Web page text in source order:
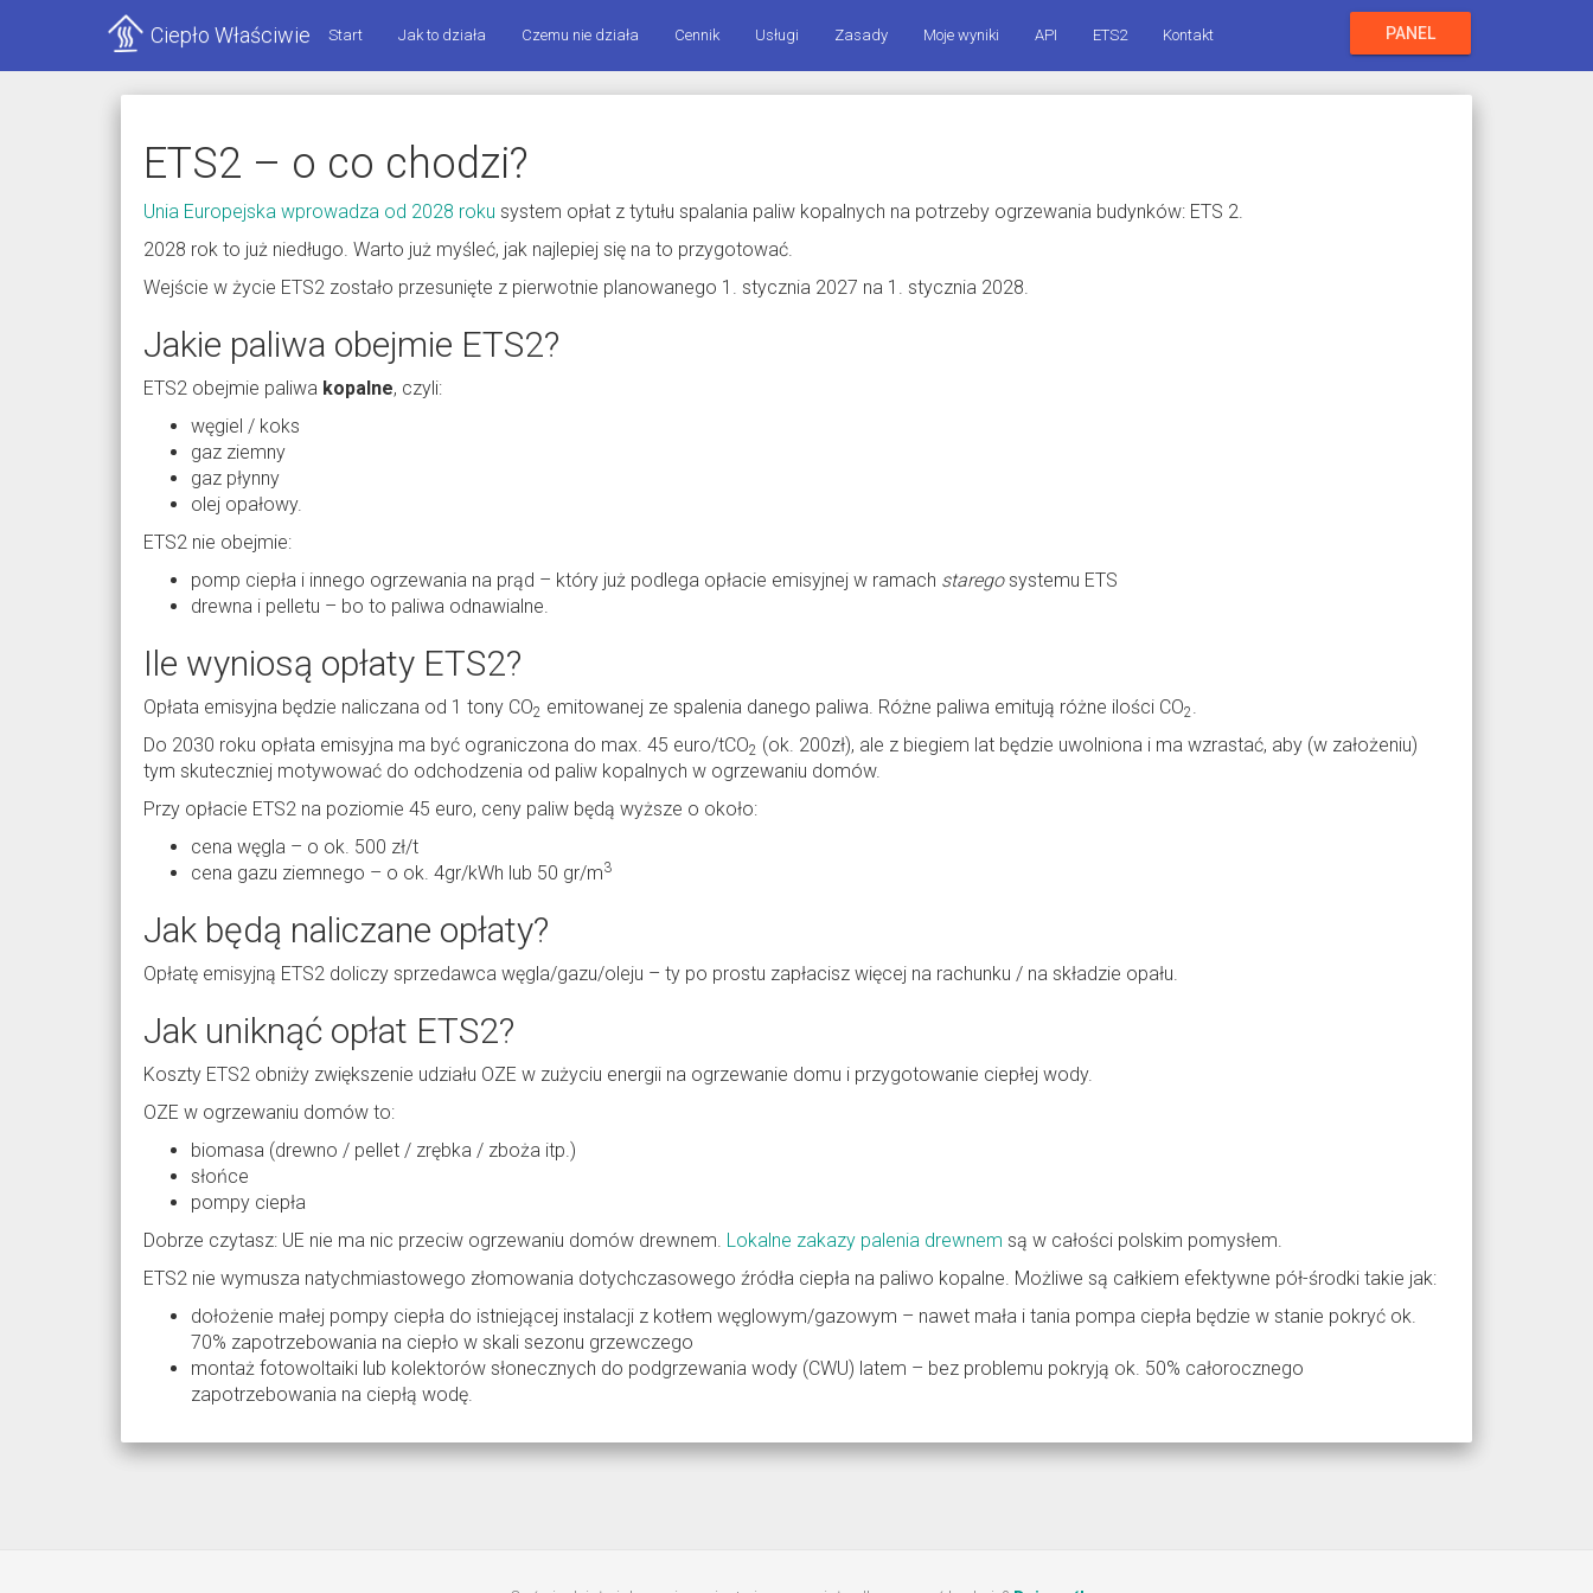
Ciepło Właściwie Start Jak to działa Czemu nie działa Cennik Usługi Zasady Moje wyniki API ETS2 Kontakt PANEL
ETS2 – o co chodzi?
Unia Europejska wprowadza od 2028 roku system opłat z tytułu spalania paliw kopalnych na potrzeby ogrzewania budynków: ETS 2.
2028 rok to już niedługo. Warto już myśleć, jak najlepiej się na to przygotować.
Wejście w życie ETS2 zostało przesunięte z pierwotnie planowanego 1. stycznia 2027 na 1. stycznia 2028.
Jakie paliwa obejmie ETS2?
ETS2 obejmie paliwa kopalne, czyli:
węgiel / koks
gaz ziemny
gaz płynny
olej opałowy.
ETS2 nie obejmie:
pomp ciepła i innego ogrzewania na prąd – który już podlega opłacie emisyjnej w ramach staregosystemu ETS
drewna i pelletu – bo to paliwa odnawialne.
Ile wyniosą opłaty ETS2?
Opłata emisyjna będzie naliczana od 1 tony CO2 emitowanej ze spalenia danego paliwa. Różne paliwa emitują różne ilości CO2.
Do 2030 roku opłata emisyjna ma być ograniczona do max. 45 euro/tCO2 (ok. 200zł), ale z biegiem lat będzie uwolniona i ma wzrastać, aby (w założeniu)
tym skuteczniej motywować do odchodzenia od paliw kopalnych w ogrzewaniu domów.
Przy opłacie ETS2 na poziomie 45 euro, ceny paliw będą wyższe o około:
cena węgla – o ok. 500 zł/t
cena gazu ziemnego – o ok. 4gr/kWh lub 50 gr/m3
Jak będą naliczane opłaty?
Opłatę emisyjną ETS2 doliczy sprzedawca węgla/gazu/oleju – ty po prostu zapłacisz więcej na rachunku / na składzie opału.
Jak uniknąć opłat ETS2?
Koszty ETS2 obniży zwiększenie udziału OZE w zużyciu energii na ogrzewanie domu i przygotowanie ciepłej wody.
OZE w ogrzewaniu domów to:
biomasa (drewno / pellet / zrębka / zboża itp.)
słońce
pompy ciepła
Dobrze czytasz: UE nie ma nic przeciw ogrzewaniu domów drewnem. Lokalne zakazy palenia drewnem są w całości polskim pomysłem.
ETS2 nie wymusza natychmiastowego złomowania dotychczasowego źródła ciepła na paliwo kopalne. Możliwe są całkiem efektywne pół-środki takie jak:
dołożenie małej pompy ciepła do istniejącej instalacji z kotłem węglowym/gazowym – nawet mała i tania pompa ciepła będzie w stanie pokryć ok.
70% zapotrzebowania na ciepło w skali sezonu grzewczego
montaż fotowoltaiki lub kolektorów słonecznych do podgrzewania wody (CWU) latem – bez problemu pokryją ok. 50% całorocznego
zapotrzebowania na ciepłą wodę.